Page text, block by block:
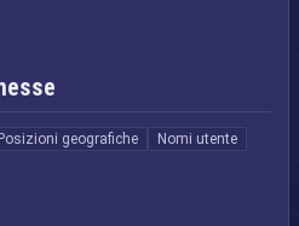
Posizioni geografiche Nomi utente